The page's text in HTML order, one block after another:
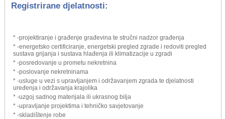
Registrirane djelatnosti:
* -projektiranje i građenje građevina te stručni nadzor građenja
* -energetsko certificiranje, energetski pregled zgrade i redoviti pregled
sustava grijanja i sustava hlađenja ili klimatizacije u zgradi
* -posredovanje u prometu nekretnina
* -poslovanje nekretninama
* -usluge u vezi s upravljanjem i održavanjem zgrada te djelatnosti
uređenja i održavanja krajolika
* -uzgoj sadnog materijala ili ukrasnog bilja
* -upravljanje projektima i tehničko savjetovanje
* -skladištenje robe